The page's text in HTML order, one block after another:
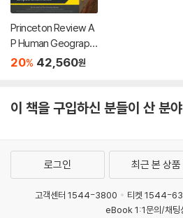
Princeton Review A
P Human Geograph
y Premium Prep, 18t
tice Online + Conte
20% 42,560원
이 책을 구입하신 분들이 산 분
로그인 최근 본 상품
고객센터 1544-3800 티켓 1544-
eBook 1:1문의/채팅